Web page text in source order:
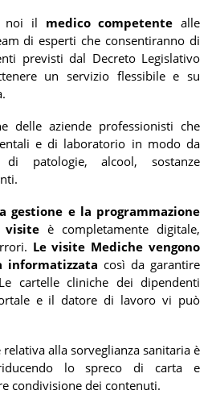
noi il medico competente alle
di esperti che consentiranno di
previsti dal Decreto Legislativo
un servizio flessibile e su
delle aziende professionisti che
e di laboratorio in modo da
patologie, alcool, sostanze
gestione e la programmazione
visite è completamente digitale,
Le visite Mediche vengono
così da garantire
cartelle cliniche dei dipendenti
e il datore di lavoro vi può
alla sorveglianza sanitaria è
lo spreco di carta e
condivisione dei contenuti.